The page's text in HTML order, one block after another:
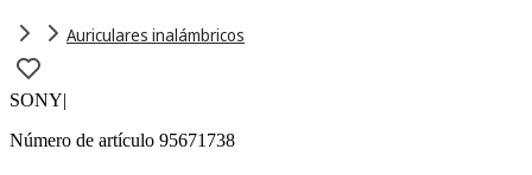
Auriculares inalámbricos
SONY|
Número de artículo 95671738